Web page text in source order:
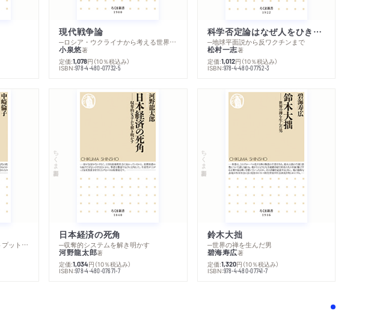
現代戦争論
─ロシア・ウクライナから考える世界の行方
小泉悠著
定価:1,078円 （10％税込み）
ISBN:978-4-480-07732-5
科学否定論はなぜ人をひきつけるのか
─地球平面説から反ワクチンまで
松村一志著
定価:1,012円 （10％税込み）
ISBN:978-4-480-07752-3
─ＡＩ活用でロジカルにアウトプットする技法
ちくま新書
日本経済の死角
─収奪的システムを解き明かす
河野龍太郎著
定価:1,034円 （10％税込み）
ISBN:978-4-480-07671-7
ちくま新書
鈴木大拙
─世界の禅を生んだ男
碧海寿広著
定価:1,320円 （10％税込み）
ISBN:978-4-480-07741-7